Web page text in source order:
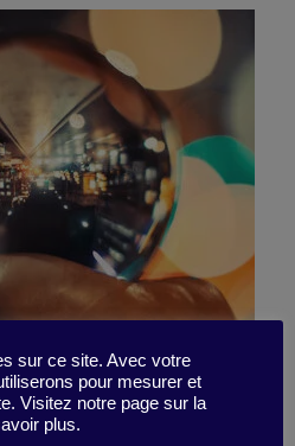
is hazy!
sur ce site. Avec votre
pour mesurer et
Visitez notre page sur la
plus.